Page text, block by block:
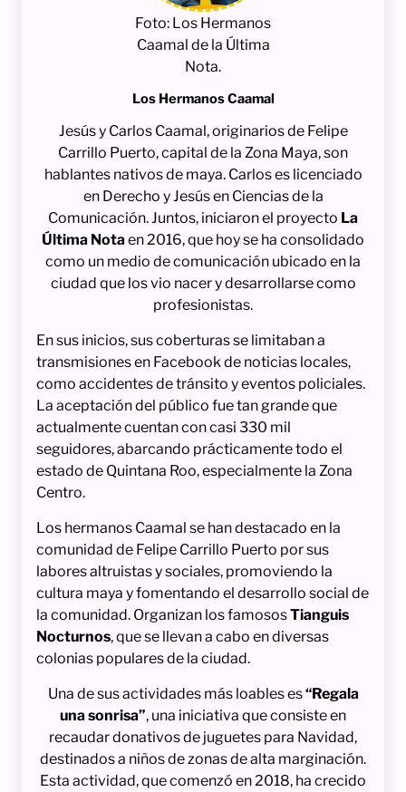
Foto: Los Hermanos
Caamal de la Última
Nota.
Los Hermanos Caamal
Jesús y Carlos Caamal, originarios de Felipe
Carrillo Puerto, capital de la Zona Maya, son
hablantes nativos de maya. Carlos es licenciado
en Derecho y Jesús en Ciencias de la
Comunicación. Juntos, iniciaron el proyecto La
Última Notaen 2016, que hoy se ha consolidado
como un medio de comunicación ubicado en la
ciudad que los vio nacer y desarrollarse como
profesionistas.
En sus inicios, sus coberturas se limitaban a
transmisiones en Facebook de noticias locales,
como accidentes de tránsito y eventos policiales.
La aceptación del público fue tan grande que
actualmente cuentan con casi 330 mil
seguidores, abarcando prácticamente todo el
estado de Quintana Roo, especialmente la Zona
Centro.
Los hermanos Caamal se han destacado en la
comunidad de Felipe Carrillo Puerto por sus
labores altruistas y sociales, promoviendo la
cultura maya y fomentando el desarrollo social de
la comunidad. Organizan los famososTianguis
Nocturnos, que se llevan a cabo en diversas
colonias populares de la ciudad.
Una de sus actividades más loables es“Regala
una sonrisa”, una iniciativa que consiste en
recaudar donativos de juguetes para Navidad,
destinados a niños de zonas de alta marginación.
Esta actividad, que comenzó en 2018, ha crecido